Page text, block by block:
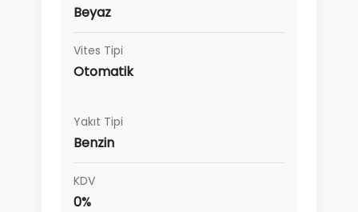
Beyaz
Vites Tipi
Otomatik
Yakıt Tipi
Benzin
KDV
0%